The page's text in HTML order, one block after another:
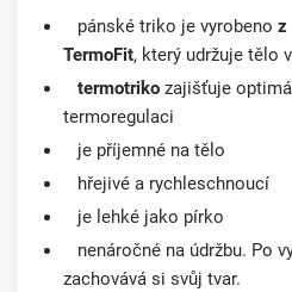
pánské triko je vyrobeno z
TermoFit, který udržuje tělo
termotriko zajišťuje
termoregulaci
je příjemné na tělo
hřejivé a rychleschnoucí
je lehké jako pírko
nenáročné na údržbu. Po
zachovává si svůj tvar.